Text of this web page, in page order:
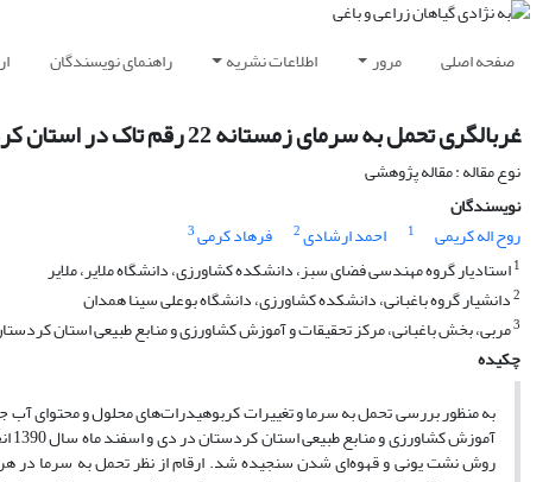
صفحه اصلی مرور اطلاعات نشریه راهنمای نویسندگان
غربالگری تحمل به سرمای زمستانه 22 رقم تاک در استان ‌کردستان
نوع مقاله : مقاله پژوهشی
نویسندگان
روح اله کریمی
1 احمد ارشادی2 فرهاد کرمی3
1استادیار گروه مهندسی فضای سبز، دانشکده کشاورزی، دانشگاه ملایر، ملایر
2دانشیار گروه باغبانی، دانشکده کشاورزی، دانشگاه بوعلی سینا همدان
3مربی، بخش باغبانی، مرکز تحقیقات و آموزش کشاورزی و منابع طبیعی استان
چکیده
آموزش کشاورزی و منابع طبیعی استان کردستان در دی و اسفند ماه سال 1390 انجام شد. بعد از اعمال تیمارهای سرما (10- تا 30- درجه سانتی­گراد)، مقادیر LT